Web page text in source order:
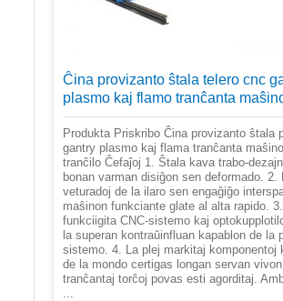
Ĉina provizanto ŝtala telero cnc
plasmo kaj flamo tranĉanta
Produkta Priskribo Ĉina provizanto ŝtala
gantry plasmo kaj flama tranĉanta
tranĉilo Ĉefaĵoj 1. Ŝtala kava trabo-
bonan varman disiĝon sen deformado. 2.
veturadoj de la ilaro sen engaĝiĝo
maŝinon funkciante glate al alta rapido.
funkciigita CNC-sistemo kaj
la superan kontraŭinfluan kapablon de la
sistemo. 4. La plej markitaj komponentoj
de la mondo certigas longan servan
tranĉantaj torĉoj povas esti agorditaj.
...